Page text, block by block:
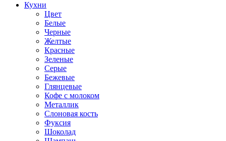
Кухни
Цвет
Белые
Черные
Желтые
Красные
Зеленые
Серые
Бежевые
Глянцевые
Кофе с молоком
Металлик
Слоновая кость
Фуксия
Шоколад